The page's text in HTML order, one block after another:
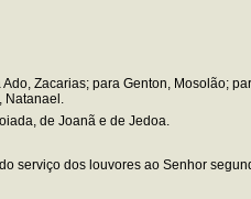
Zacarias; para Genton, Mosolão;
de Joanã e de Jedoa.
serviço dos louvores ao Senhor